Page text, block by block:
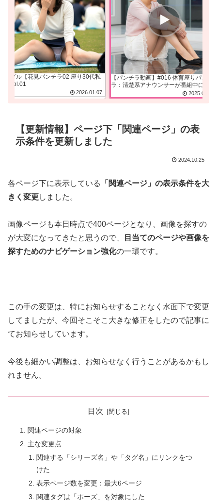
ンプル【花見パンチラ02 座り30代私
】vol.01
2026.01.07
【パンチラ動画】#016 体育座りパンチ
ラ：清楚系アナウンサーが番組中に白ミ
2025.01.31
【更新情報】ページ下「関連ページ」の表
示条件を更新しました
2024.10.25
各ページ下に表示している
「関連ページ」の表示条件を大
きく変更しました。
画像ページも本日時点で400ページとなり、画像を探すの
が大変になってきたと思うので、
目当てのページや画像を
探すためのナビゲーション強化の一環です。
この手の変更は、特にお知らせすることなく水面下で変更
してましたが、今回そこそこ大きな修正をしたので記事に
てお知らせしています。
今後も細かい調整は、お知らせなく行うことがあるかもし
れません。
目次
関連ページの対象
主な変更点
関連する「シリーズ名」や「タグ名」にリンクをつ
けた
表示ページ数を変更：最大6ページ
関連タグは「ポーズ」を対象にした